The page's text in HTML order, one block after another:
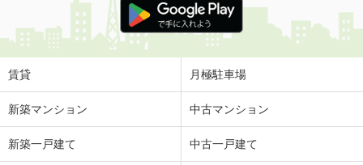
賃貸 月極駐車場
新築マンション 中古マンション
新築一戸建て 中古一戸建て